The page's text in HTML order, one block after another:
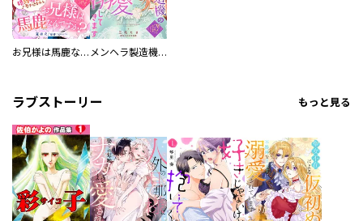
お兄様は馬鹿なんですか？～地味王女は婚約破棄に巻き込まれる～ メンヘラ製造機の公爵令息（過保護）が溺愛してきます
ラブストーリー もっと見る